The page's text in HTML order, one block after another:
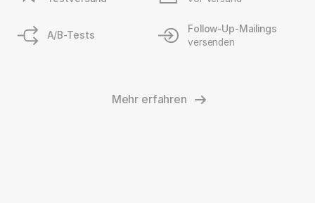
A/B-Tests
Follow-Up-Mailings
versenden
Mehr erfahren